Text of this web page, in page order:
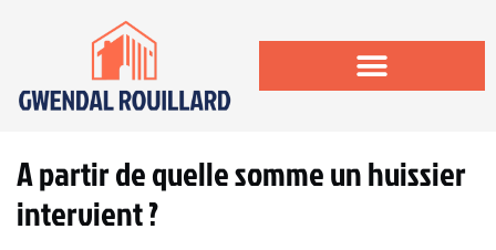
A partir de quelle somme un huissier
intervient ?